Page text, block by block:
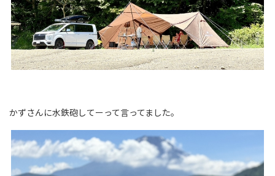
かずさんに水鉄砲してーって言ってました。